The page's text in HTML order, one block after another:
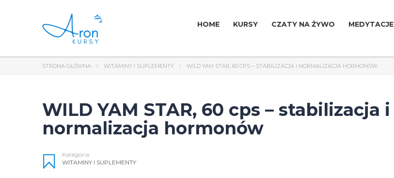
HOME KURSY CZATY NA ŻYWO MEDYTACJE
STRONA GŁÓWNA WITAMINY I SUPLEMENTY WILD YAM STAR, 60 CPS – STABILIZACJA I NORMALIZACJA HORMONÓW
WILD YAM STAR, 60 cps – stabilizacja i
normalizacja hormonów
Kategoria:
WITAMINY I SUPLEMENTY